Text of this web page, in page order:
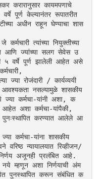
करारानुसार कायमपणाचे
पूर्ण केल्यानंतर रूपातरीत
अधीन राहून घेण्याचा शास
त्यांच्या नियुक्तीच्या
आणि ज्यांच्या सलग सेवेस उ
५ वर्षे पूर्ण झालेली आहेत असे
आवश्यकता नसल्यामुळे शासकीय
कर्मचा-यांनी अशा, क
आहेत अशा कर्मचा-यांपैकी,
पुनःस्थापित करण्यात आलेले आ
ज्या कर्मचा-यांना शासकीय
न्यायालयात रिव्हीजन/
अजूनही प्रलंबित आहे.
म्हणून अशा निर्णयाची अंम
सेवेत पुनस्थापित करून संबंधित क